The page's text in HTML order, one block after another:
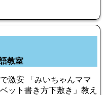
教室
激安 「みいちゃんママ
ット書き方下敷き」教え